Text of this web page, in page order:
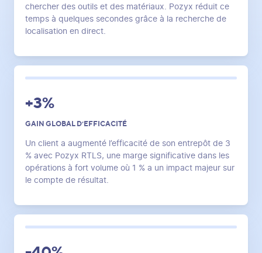
chercher des outils et des matériaux. Pozyx réduit ce
temps à quelques secondes grâce à la recherche de
localisation en direct.
+3%
GAIN GLOBAL D’EFFICACITÉ
Un client a augmenté l’efficacité de son entrepôt de 3
% avec Pozyx RTLS, une marge significative dans les
opérations à fort volume où 1 % a un impact majeur sur
le compte de résultat.